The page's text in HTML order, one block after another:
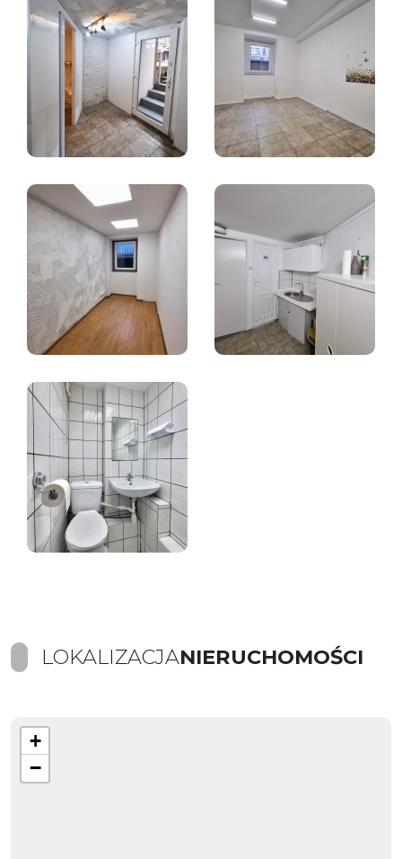
LOKALIZACJANIERUCHOMOŚCI
+
−